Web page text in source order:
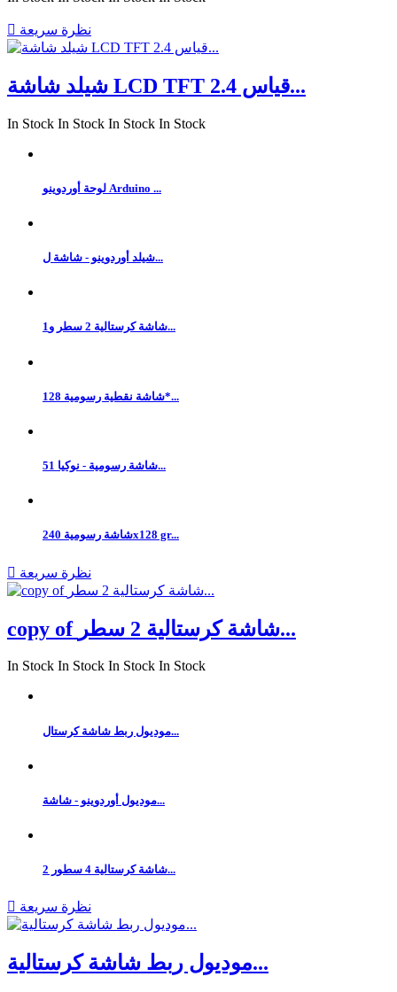
 نظرة سريعة
شيلد شاشة LCD TFT قياس 2.4...
In Stock In Stock In Stock In Stock
لوحة أوردوينو Arduino ...
شيلد أوردوينو - شاشة ل...
شاشة كرستالية 2 سطر و1...
شاشة نقطية رسومية 128*...
شاشة رسومية - نوكيا 51...
شاشة رسومية 240x128 gr...
 نظرة سريعة
copy of شاشة كرستالية 2 سطر...
In Stock In Stock In Stock In Stock
موديول ربط شاشة كرستال...
موديول أوردوينو - شاشة...
شاشة كرستالية 4 سطور 2...
 نظرة سريعة
موديول ربط شاشة كرستالية...